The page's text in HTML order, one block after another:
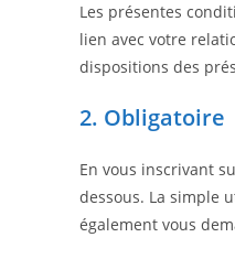
Les présentes
lien avec votre
dispositions des
2. Obligatoire
En vous inscrivant
dessous. La simple
également vous